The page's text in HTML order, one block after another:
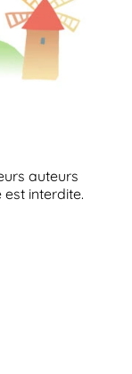
auteurs
interdite.